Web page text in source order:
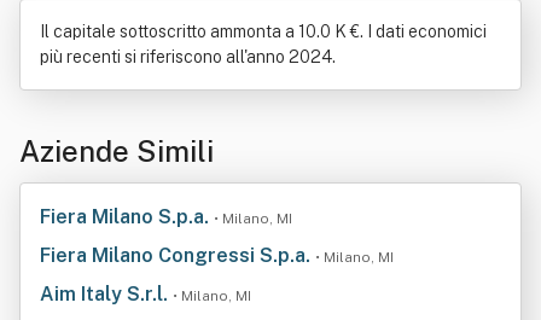
Il capitale sottoscritto ammonta a 10.0 K €. I dati economici
più recenti si riferiscono all'anno 2024.
Aziende Simili
Fiera Milano S.p.a. • Milano, MI
Fiera Milano Congressi S.p.a. • Milano, MI
Aim Italy S.r.l. • Milano, MI